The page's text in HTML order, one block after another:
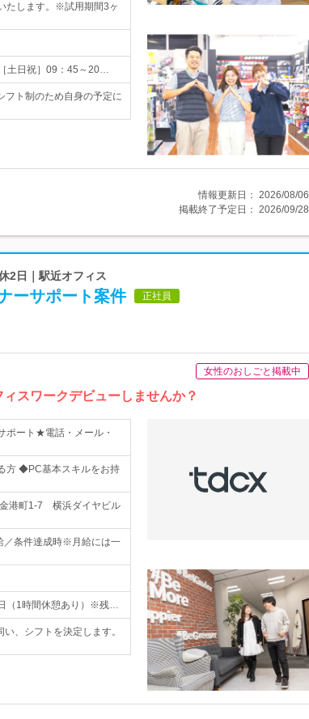
たします。※試用期間3ヶ
土日祝］09：45～20…
ト制のため自身の予定に
情報更新日： 2026/08/06
掲載終了予定日： 2026/09/28
2日｜駅近オフィス
ーサポート案件 正社員
女性のおしごと掲載中
スワークデビューしませんか？
ポート★電話・メール・
方 ◆PC基本スキルをお持
金港町1‐7 横浜ダイヤビル
／条件達成時※月給には一
（1時間休憩あり）※残…
、シフトを決定します。